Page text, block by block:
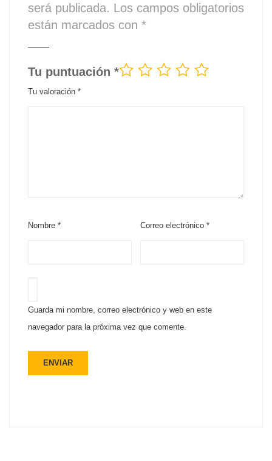
será publicada. Los campos obligatorios
están marcados con *
Tu puntuación *
Tu valoración *
Nombre * Correo electrónico*
Guarda mi nombre, correo electrónico y web en este
navegador para la próxima vez que comente.